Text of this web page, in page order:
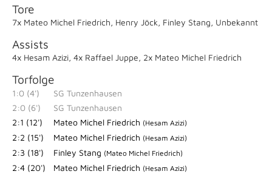
Tore
7x Mateo Michel Friedrich, Henry Jöck, Finley Stang, Unbekannt
Assists
4x Hesam Azizi, 4x Raffael Juppe, 2x Mateo Michel Friedrich
Torfolge
1:0 (4')
SG Tunzenhausen
2:0 (6')
SG Tunzenhausen
2:1 (12')
Mateo Michel Friedrich (Hesam Azizi)
2:2 (15') Mateo Michel Friedrich (Hesam Azizi)
2:3 (18') Finley Stang (Mateo Michel Friedrich)
2:4 (20') Mateo Michel Friedrich (Hesam Azizi)